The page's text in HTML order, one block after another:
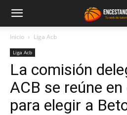
Inicio Liga Acb
Liga Acb
La comisión
ACB se reúne
para elegir a